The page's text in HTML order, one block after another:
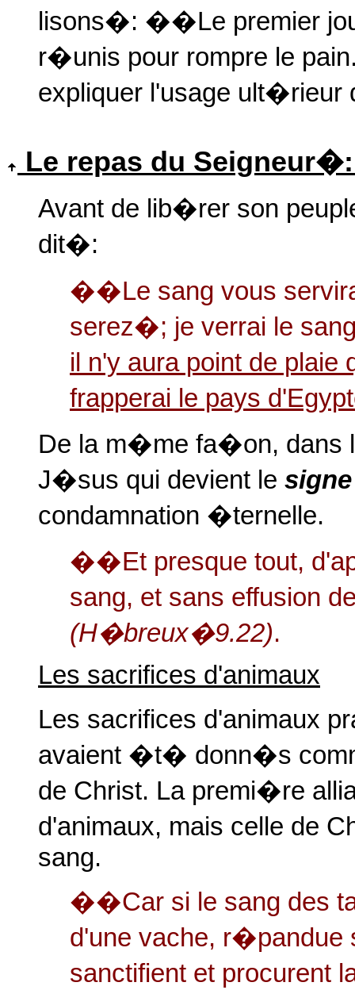
lisons�: ��Le premier
r�unis pour rompre le
expliquer l'usage ult�rieur
Le repas du
Avant de lib�rer son
dit�:
��Le sang vous
serez�; je verrai le
il n'y aura point de
frapperai le pays
De la m�me fa�on, dans
J�sus qui devient le signe
condamnation �ternelle.
��Et presque tout,
sang, et sans effusion
(H�breux�9.22).
Les sacrifices d'animaux
Les sacrifices d'animaux
avaient �t� donn�s
de Christ. La premi�re
d'animaux, mais celle de
sang.
��Car si le sang des
d'une vache,
sanctifient et procurent